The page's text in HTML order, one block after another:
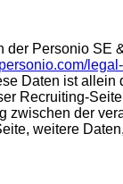
der Personio SE
Daten ist
Recruiting-
zwischen der
weitere